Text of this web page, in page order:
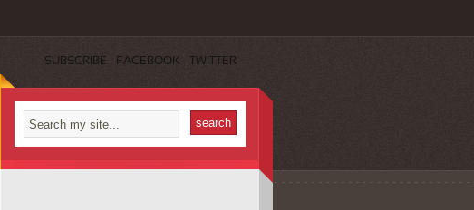
SUBSCRIBE FACEBOOK TWITTER